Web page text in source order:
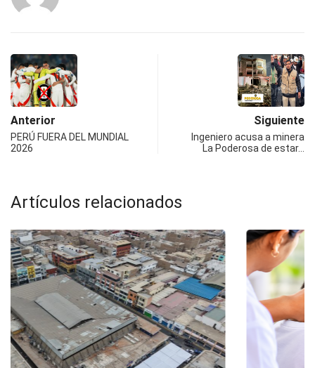
Anterior
PERÚ FUERA DEL MUNDIAL
2026
Siguiente
Ingeniero acusa a minera
La Poderosa de estar…
Artículos relacionados